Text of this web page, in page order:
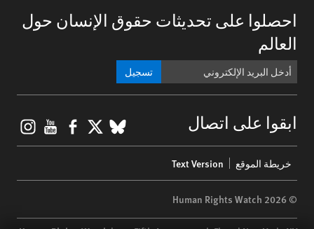
احصلوا على تحديثات حقوق الإنسان حول
العالم
تسجيل
ابقوا على اتصال BlueSky
X
menu
خريطة الموقع Text Version
© 2026 Human Rights Watch